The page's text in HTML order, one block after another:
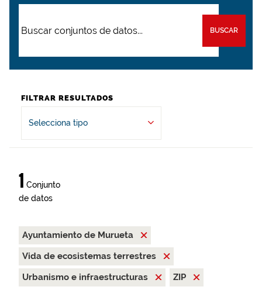
BUSCAR
FILTRAR RESULTADOS
Selecciona tipo
1 Conjunto
de datos
Ayuntamiento de Murueta
Vida de ecosistemas terrestres
Urbanismo e infraestructuras
ZIP